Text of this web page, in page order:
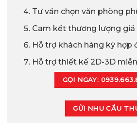
Tư vấn chọn văn phòng
Cam kết thương lượng
Hỗ trợ khách hàng ký hợp
Hỗ trợ thiết kế 2D-3D
GỌI NGAY:
GỬI NHU CẦU